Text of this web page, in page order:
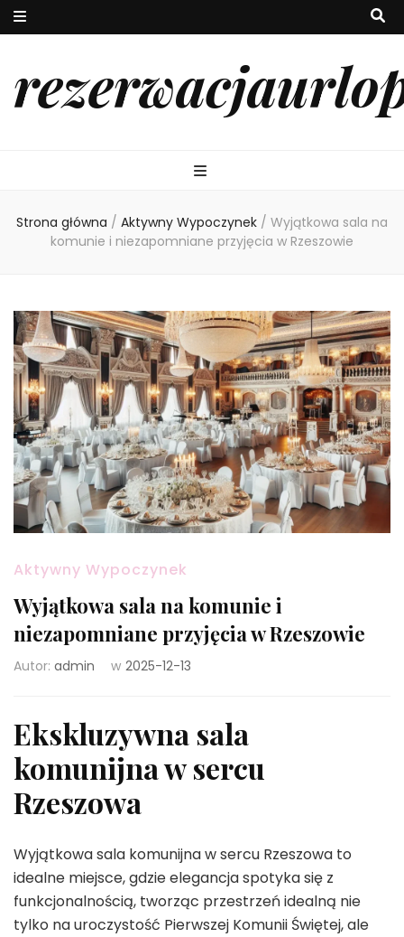
Strona główna / Aktywny Wypoczynek / Wyjątkowa sala na
komunie i niezapomniane przyjęcia w Rzeszowie
Aktywny Wypoczynek
Wyjątkowa sala na komunie i
niezapomniane przyjęcia w Rzeszowie
Autor: admin w 2025-12-13
Ekskluzywna sala
komunijna w sercu
Rzeszowa
Wyjątkowa sala komunijna w sercu Rzeszowa to
idealne miejsce, gdzie elegancja spotyka się z
funkcjonalnością, tworząc przestrzeń idealną nie
tylko na uroczystość Pierwszej Komunii Świętej, ale